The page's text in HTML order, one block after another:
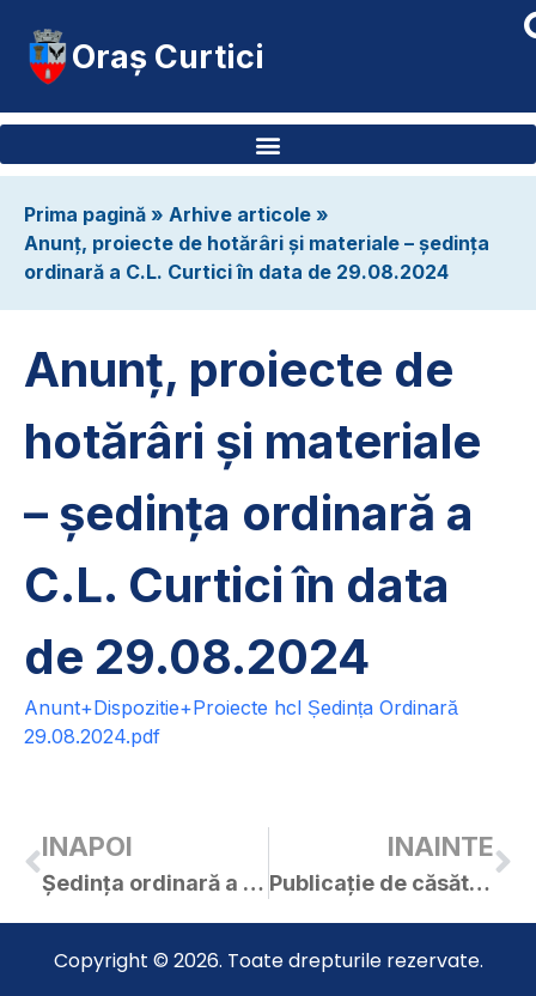
Oraș Curtici
Prima pagină » Arhive articole »
Anunț, proiecte de hotărâri și materiale – ședința
ordinară a C.L. Curtici în data de 29.08.2024
Anunț, proiecte de
hotărâri și materiale
– ședința ordinară a
C.L. Curtici în data
de 29.08.2024
Anunt+Dispozitie+Proiecte hcl Ședința Ordinară
29.08.2024.pdf
INAPOI
Ședința ordinară a C.L. Curtici din data de 29.08.2024
INAINTE
Publicație de căsătorie – OFRIM FLAVIUS-ALEXANDRU / LEVIȚCHI BIANCA-LARISA
Copyright © 2026. Toate drepturile rezervate.